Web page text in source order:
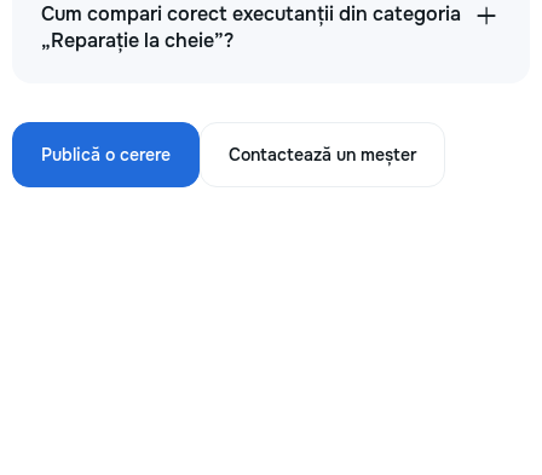
Cum compari corect executanții din categoria
„Reparație la cheie”?
Publică o cerere Contactează un meșter